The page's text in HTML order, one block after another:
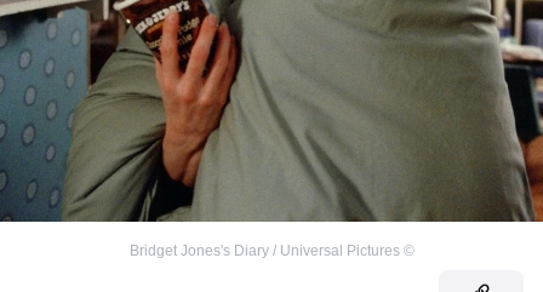
©
Bridget Jones's Diary / Universal Pictures